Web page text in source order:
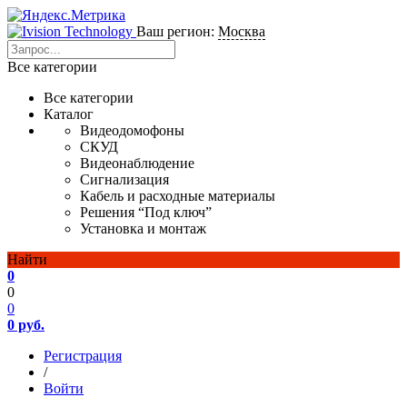
Ваш регион: Москва
Все категории
Все категории
Каталог
Видеодомофоны
СКУД
Видеонаблюдение
Сигнализация
Кабель и расходные материалы
Решения “Под ключ”
Установка и монтаж
Найти
0
0
0
0 руб.
Регистрация
/
Войти